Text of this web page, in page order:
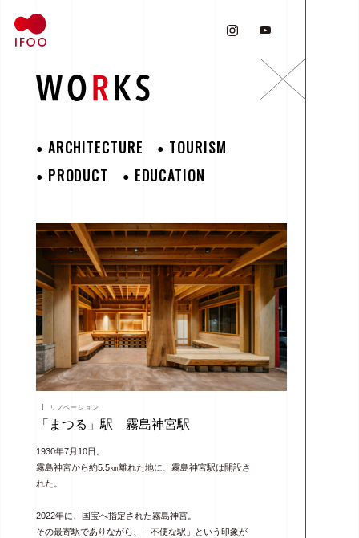
ARCHITECTURE
TOURISM
PRODUCT
EDUCATION
リノベーション
「まつる」駅 霧島神宮駅
1930年7月10日。
霧島神宮から約5.5㎞離れた地に、霧島神宮駅は開設さ
れた。
2022年に、国宝へ指定された霧島神宮。
その最寄駅でありながら、「不便な駅」という印象が